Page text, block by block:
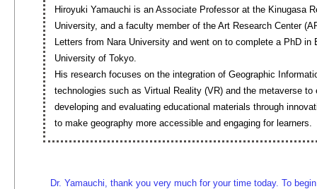
Hiroyuki Yamauchi is an Associate Professor at the Kinugasa
University, and a faculty member of the Art Research Center
Letters from Nara University and went on to complete a PhD in
University of Tokyo.
His research focuses on the integration of Geographic
technologies such as Virtual Reality (VR) and the metaverse to
developing and evaluating educational materials through
to make geography more accessible and engaging for learners.
Dr. Yamauchi, thank you very much for your time today. To